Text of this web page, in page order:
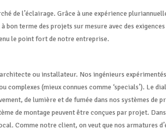
de l’éclairage. Grâce à une expérience
terme des projets sur mesure avec des
le point fort de notre entreprise.
ou installateur. Nos ingénieurs
(mieux connues comme ‘specials’). Le
de lumière et de fumée dans nos systèmes de
de montage peuvent être conçues par projet.
Comme notre client, on veut que nos armatures